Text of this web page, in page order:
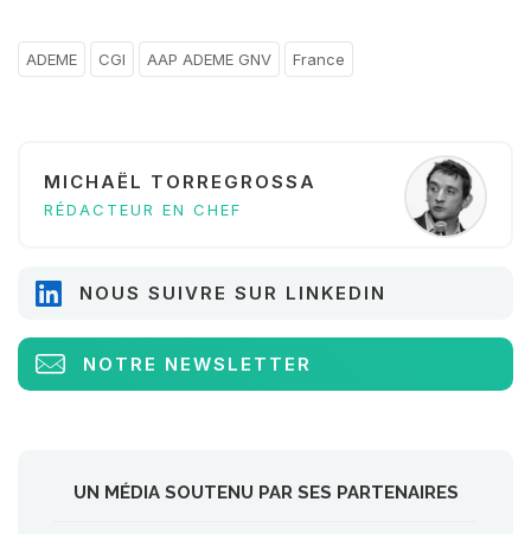
ADEME CGI AAP ADEME GNV France
MICHAËL TORREGROSSA
RÉDACTEUR EN CHEF
NOUS SUIVRE SUR LINKEDIN
NOTRE NEWSLETTER
UN MÉDIA SOUTENU PAR SES PARTENAIRES